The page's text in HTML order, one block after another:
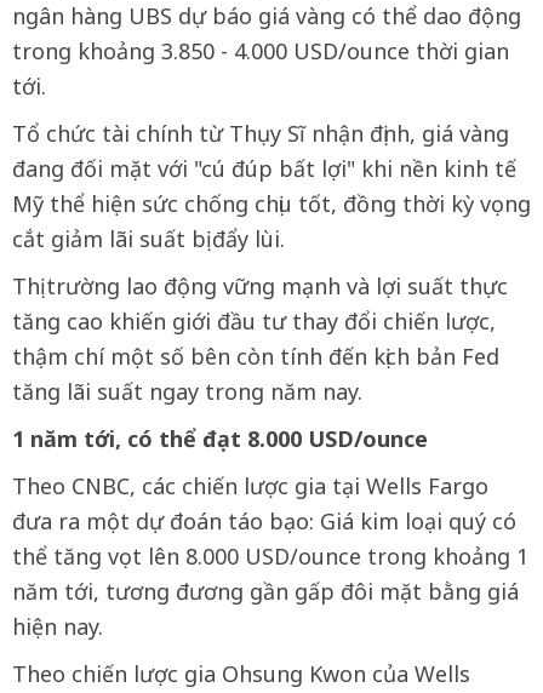
ngân hàng UBS dự báo giá vàng có thể dao động
trong khoảng 3.850 - 4.000 USD/ounce thời gian
tới.
Tổ chức tài chính từ Thụy Sĩ nhận định, giá vàng
đang đối mặt với "cú đúp bất lợi" khi nền kinh tế
Mỹ thể hiện sức chống chịu tốt, đồng thời kỳ vọng
cắt giảm lãi suất bị đẩy lùi.
Thị trường lao động vững mạnh và lợi suất thực
tăng cao khiến giới đầu tư thay đổi chiến lược,
thậm chí một số bên còn tính đến kịch bản Fed
tăng lãi suất ngay trong năm nay.
1 năm tới, có thể đạt 8.000 USD/ounce
Theo CNBC, các chiến lược gia tại Wells Fargo
đưa ra một dự đoán táo bạo: Giá kim loại quý có
thể tăng vọt lên 8.000 USD/ounce trong khoảng 1
năm tới, tương đương gần gấp đôi mặt bằng giá
hiện nay.
Theo chiến lược gia Ohsung Kwon của Wells